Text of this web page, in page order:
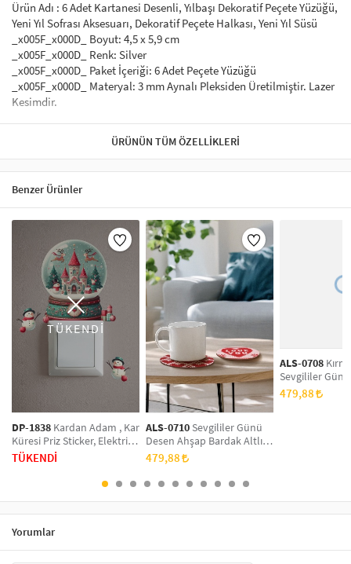
Ürün Adı : 6 Adet Kartanesi Desenli, Yılbaşı Dekoratif Peçete Yüzüğü,
Yeni Yıl Sofrası Aksesuarı, Dekoratif Peçete Halkası, Yeni Yıl Süsü
_x005F_x000D_ Boyut: 4,5 x 5,9 cm
_x005F_x000D_ Renk: Silver
_x005F_x000D_ Paket İçeriği: 6 Adet Peçete Yüzüğü
_x005F_x000D_ Materyal: 3 mm Aynalı Pleksiden Üretilmiştir. Lazer
Kesimdir.
_x005F_x000D_ _x005F_x000D_
İster Servislerinizi ve Peçeteleriniz koyup sevdiklerinize güzel
sunumlar hazırlayın. İsterseniz Yılbaşı Sofralarınız için kullanın.
_x005F_x000D_ _x005F_x000D_
pleksi peçete yüzüğü ile sizde sofralarınıza renk katabilir.
Dilediğiniz yılbaşı pleksi peçete yüzüğü modellerini seçebilirsiniz.
_x005F_x000D_
ÜRÜNÜN TÜM ÖZELLIKLERI
Benzer Ürünler
TÜKENDİ
DP-1838 Kardan Adam , Kar
Küresi Priz Sticker, Elektrik
Düğmesi Sticker ,Çıkartma
TÜKENDİ
ALS-0710 Sevgililer Günü
Desen Ahşap Bardak Altlığı
6'lı Takım, Ofis Aksesuarı,
Masa Üzeri Koruyucu Altlık
479,88
ALS-0708
Sevgililer
Ahşap Bardak
Takım, Ofis
479,88
Yorumlar